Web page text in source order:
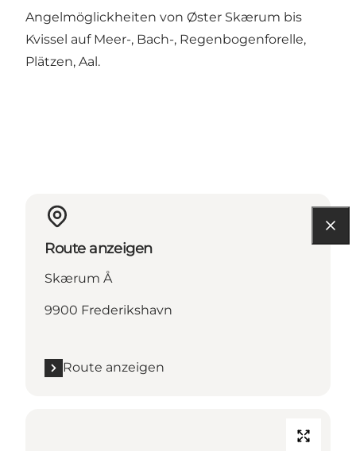
Angelmöglickheiten von Øster Skærum bis
Kvissel auf Meer-, Bach-, Regenbogenforelle,
Plätzen, Aal.
Route anzeigen
Skærum Å
9900 Frederikshavn
Route anzeigen